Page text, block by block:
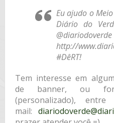
Eu ajudo o
Diário do
http://
#DêRT!
Tem interesse em
de banner, ou
(personalizado),
mail: